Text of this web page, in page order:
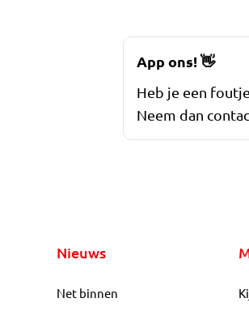
App ons!👋
Heb je een
Neem dan
Nieuws
Net binnen